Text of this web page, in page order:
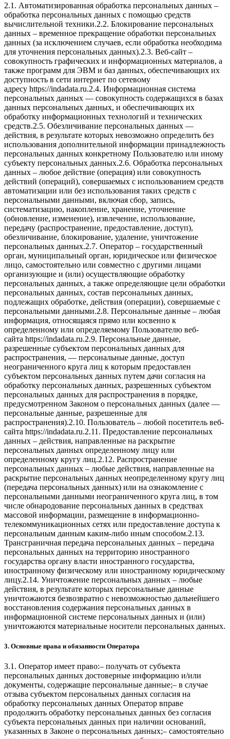
2.1. Автоматизированная обработка персональных данных –
обработка персональных данных с помощью средств
вычислительной техники.2.2. Блокирование персональных
данных – временное прекращение обработки персональных
данных (за исключением случаев, если обработка необходима
для уточнения персональных данных).2.3. Веб-сайт –
совокупность графических и информационных материалов, а
также программ для ЭВМ и баз данных, обеспечивающих их
доступность в сети интернет по сетевому
адресу https://indadata.ru.2.4. Информационная система
персональных данных — совокупность содержащихся в базах
данных персональных данных, и обеспечивающих их
обработку информационных технологий и технических
средств.2.5. Обезличивание персональных данных —
действия, в результате которых невозможно определить без
использования дополнительной информации принадлежность
персональных данных конкретному Пользователю или иному
субъекту персональных данных.2.6. Обработка персональных
данных – любое действие (операция) или совокупность
действий (операций), совершаемых с использованием средств
автоматизации или без использования таких средств с
персональными данными, включая сбор, запись,
систематизацию, накопление, хранение, уточнение
(обновление, изменение), извлечение, использование,
передачу (распространение, предоставление, доступ),
обезличивание, блокирование, удаление, уничтожение
персональных данных.2.7. Оператор – государственный
орган, муниципальный орган, юридическое или физическое
лицо, самостоятельно или совместно с другими лицами
организующие и (или) осуществляющие обработку
персональных данных, а также определяющие цели обработки
персональных данных, состав персональных данных,
подлежащих обработке, действия (операции), совершаемые с
персональными данными.2.8. Персональные данные – любая
информация, относящаяся прямо или косвенно к
определенному или определяемому Пользователю веб-
сайта https://indadata.ru.2.9. Персональные данные,
разрешенные субъектом персональных данных для
распространения, — персональные данные, доступ
неограниченного круга лиц к которым предоставлен
субъектом персональных данных путем дачи согласия на
обработку персональных данных, разрешенных субъектом
персональных данных для распространения в порядке,
предусмотренном Законом о персональных данных (далее —
персональные данные, разрешенные для
распространения).2.10. Пользователь – любой посетитель веб-
сайта https://indadata.ru.2.11. Предоставление персональных
данных – действия, направленные на раскрытие
персональных данных определенному лицу или
определенному кругу лиц.2.12. Распространение
персональных данных – любые действия, направленные на
раскрытие персональных данных неопределенному кругу лиц
(передача персональных данных) или на ознакомление с
персональными данными неограниченного круга лиц, в том
числе обнародование персональных данных в средствах
массовой информации, размещение в информационно-
телекоммуникационных сетях или предоставление доступа к
персональным данным каким-либо иным способом.2.13.
Трансграничная передача персональных данных – передача
персональных данных на территорию иностранного
государства органу власти иностранного государства,
иностранному физическому или иностранному юридическому
лицу.2.14. Уничтожение персональных данных – любые
действия, в результате которых персональные данные
уничтожаются безвозвратно с невозможностью дальнейшего
восстановления содержания персональных данных в
информационной системе персональных данных и (или)
уничтожаются материальные носители персональных данных.
3. Основные права и обязанности Оператора
3.1. Оператор имеет право:– получать от субъекта
персональных данных достоверные информацию и/или
документы, содержащие персональные данные;– в случае
отзыва субъектом персональных данных согласия на
обработку персональных данных Оператор вправе
продолжить обработку персональных данных без согласия
субъекта персональных данных при наличии оснований,
указанных в Законе о персональных данных;– самостоятельно